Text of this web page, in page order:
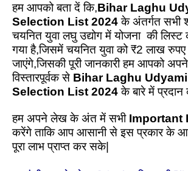
हम आपको बता दें कि,Bihar Laghu
Selection List 2024के अंतर्गत सभी
चयनित युवा लघु उद्योग में योजना की लिस्ट
गया है,जिसमें चयनित युवा को ₹2 लाख रुपए
जाएंगे,जिसकी पूरी जानकारी हम आपको
विस्तारपूर्वक से Bihar Laghu
Selection List 2024के बारे में
हम अपने लेख के अंत में सभी
करेंगे ताकि आप आसानी से इस प्रकार के
पूरा लाभ प्राप्त कर सके|